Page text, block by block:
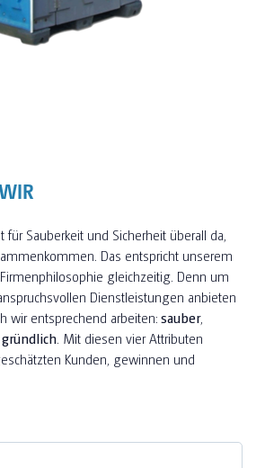
für Sauberkeit und Sicherheit überall da,
Das entspricht unserem
gleichzeitig. Denn um
Dienstleistungen anbieten
wir entsprechend arbeiten:sauber,
gründlich . Mit diesen vier Attributen
Kunden, gewinnen und